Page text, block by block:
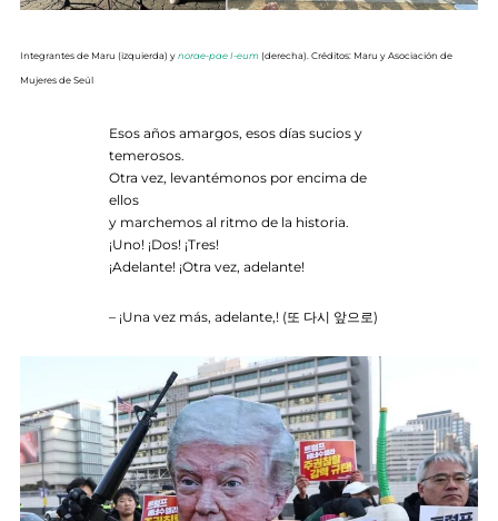
Integrantes de Maru (izquierda) y norae-pae I-eum (derecha). Créditos: Maru y Asociación de
Mujeres de Seúl
Esos años amargos, esos días sucios y
temerosos.
Otra vez, levantémonos por encima de
ellos
y marchemos al ritmo de la historia.
¡Uno! ¡Dos! ¡Tres!
¡Adelante! ¡Otra vez, adelante!
– ¡Una vez más, adelante,! (또 다시 앞으로)